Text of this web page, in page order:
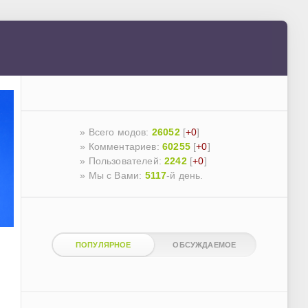
» Всего модов: 26052[+0]
» Комментариев: 60255[+0]
» Пользователей:2242[+0]
» Мы с Вами: 5117-й день.
ПОПУЛЯРНОЕ ОБСУЖДАЕМОЕ